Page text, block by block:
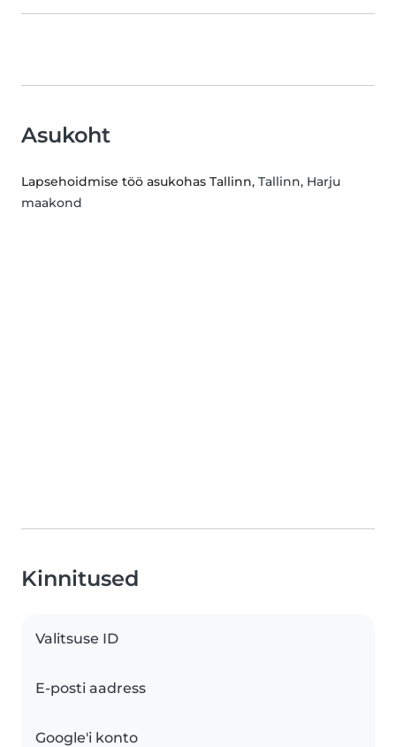
Asukoht
Lapsehoidmise töö asukohas Tallinn, Tallinn, Harju
maakond
Kinnitused
Valitsuse ID
E-posti aadress
Google'i konto